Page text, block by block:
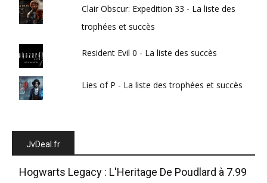
Clair Obscur: Expedition 33 - La liste des
trophées et succès
Resident Evil 0 - La liste des succès
Lies of P - La liste des trophées et succès
JvDeal.fr
Hogwarts Legacy : L'Heritage De Poudlard à 7.99